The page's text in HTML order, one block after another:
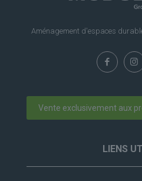
Aménagement d'espaces
Vente exclusivement aux
LIENS